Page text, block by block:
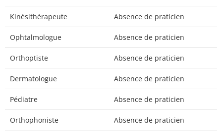
Kinésithérapeute Absence de praticien
Ophtalmologue Absence de praticien
Orthoptiste Absence de praticien
Dermatologue Absence de praticien
Pédiatre Absence de praticien
Orthophoniste Absence de praticien